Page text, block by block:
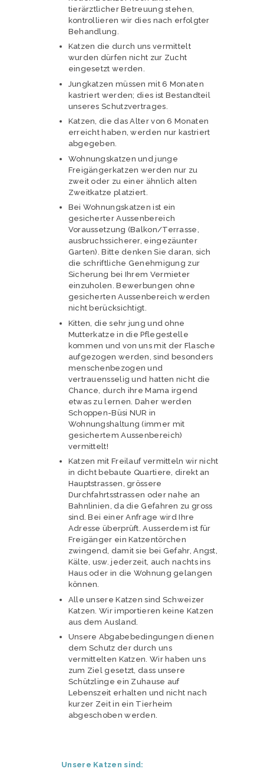
tierärztlicher Betreuung stehen,
kontrollieren wir dies nach erfolgter
Behandlung.
Katzen die durch uns vermittelt
wurden dürfen nicht zur Zucht
eingesetzt werden.
Jungkatzen müssen mit 6 Monaten
kastriert werden; dies ist Bestandteil
unseres Schutzvertrages.
Katzen, die das Alter von 6 Monaten
erreicht haben, werden nur kastriert
abgegeben.
Wohnungskatzen und junge
Freigängerkatzen werden nur zu
zweit oder zu einer ähnlich alten
Zweitkatze platziert.
Bei Wohnungskatzen ist ein
gesicherter Aussenbereich
Voraussetzung (Balkon/Terrasse,
ausbruchssicherer, eingezäunter
Garten). Bitte denken Sie daran, sich
die schriftliche Genehmigung zur
Sicherung bei Ihrem Vermieter
einzuholen. Bewerbungen ohne
gesicherten Aussenbereich werden
nicht berücksichtigt.
Kitten, die sehr jung und ohne
Mutterkatze in die Pflegestelle
kommen und von uns mit der Flasche
aufgezogen werden, sind besonders
menschenbezogen und
vertrauensselig und hatten nicht die
Chance, durch ihre Mama irgend
etwas zu lernen. Daher werden
Schoppen-Büsi NUR in
Wohnungshaltung (immer mit
gesichertem Aussenbereich)
vermittelt!
Katzen mit Freilauf vermitteln wir nicht
in dicht bebaute Quartiere, direkt an
Hauptstrassen, grössere
Durchfahrtsstrassen oder nahe an
Bahnlinien, da die Gefahren zu gross
sind. Bei einer Anfrage wird Ihre
Adresse überprüft. Ausserdem ist für
Freigänger ein Katzentörchen
zwingend, damit sie bei Gefahr, Angst,
Kälte, usw. jederzeit, auch nachts ins
Haus oder in die Wohnung gelangen
können.
Alle unsere Katzen sind Schweizer
Katzen. Wir importieren keine Katzen
aus dem Ausland.
Unsere Abgabebedingungen dienen
dem Schutz der durch uns
vermittelten Katzen. Wir haben uns
zum Ziel gesetzt, dass unsere
Schützlinge ein Zuhause auf
Lebenszeit erhalten und nicht nach
kurzer Zeit in ein Tierheim
abgeschoben werden.
Unsere Katzen sind: